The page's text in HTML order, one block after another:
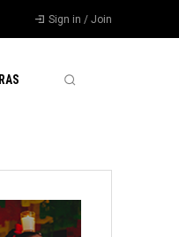
Sign in / Join